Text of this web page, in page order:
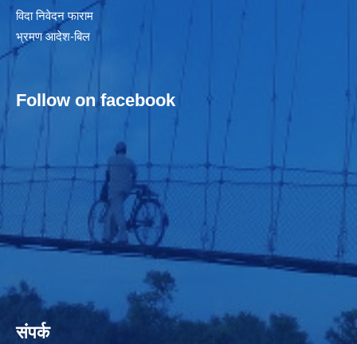
विदा निवेदन फाराम
भ्रमण आदेश-बिल
Follow on facebook
संपर्क